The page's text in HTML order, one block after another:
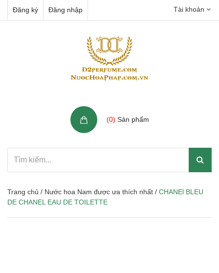
Đăng ký Đăng nhập Tài khoản
(0) Sản phẩm
Trang chủ / Nước hoa Nam được ưa thích nhất / CHANEl BLEU
DE CHANEL EAU DE TOILETTE